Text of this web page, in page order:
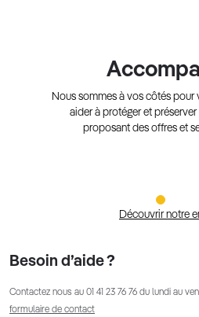
Nous sommes à vos côtés pour
aider à protéger et
proposant des offres et
Découvrir notre
Besoin d’aide ?
Contactez nous au 01 41 23 76 76 du lundi au
formulaire de contact